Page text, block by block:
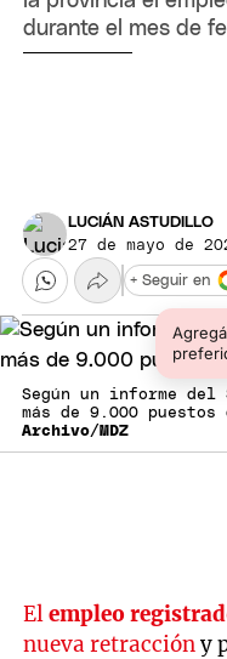
durante el mes de
LUCIÁN ASTUDILLO
27 de mayo de
+ Seguir en
Según un informe del
más de 9.000
Archivo/MDZ
Elempleo
nueva retraccióny